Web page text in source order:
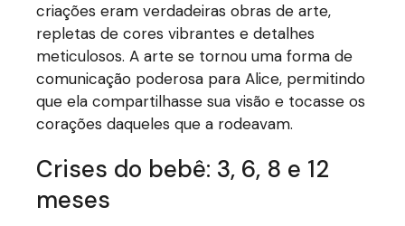
criações eram verdadeiras obras de arte,
repletas de cores vibrantes e detalhes
meticulosos. A arte se tornou uma forma de
comunicação poderosa para Alice, permitindo
que ela compartilhasse sua visão e tocasse os
corações daqueles que a rodeavam.
Crises do bebê: 3, 6, 8 e 12
meses